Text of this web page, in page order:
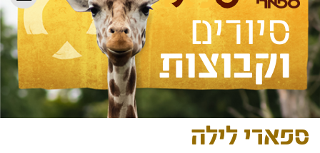
סיורים
וקבוצות
ספארי לילה